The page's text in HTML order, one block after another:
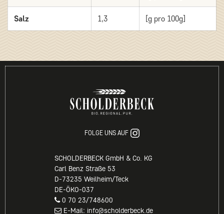
Salz 1,3 [g pro 100g]
FOLGE UNS AUF
SCHOLDERBECK GmbH & Co. KG
Carl Benz Straße 53
D-73235 Weilheim/Teck
DE-ÖKO-037
0 70 23/748600
E-Mail: info@scholderbeck.de